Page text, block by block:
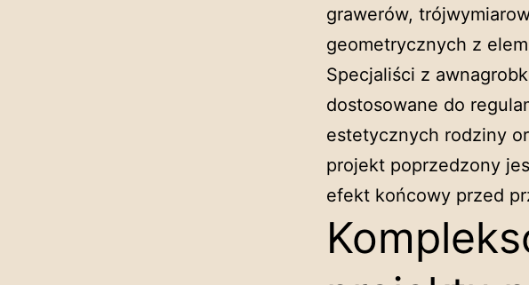
grawerów,
geometrycznych z
Specjaliści z
dostosowane do
estetycznych rodziny
projekt poprzedzony
efekt końcowy przed